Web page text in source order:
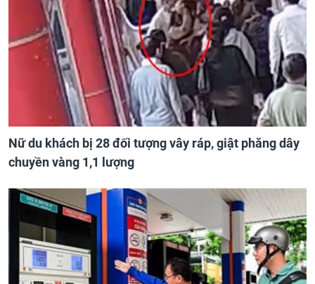
Nữ du khách bị 28 đối tượng vây ráp, giật phăng dây
chuyền vàng 1,1 lượng